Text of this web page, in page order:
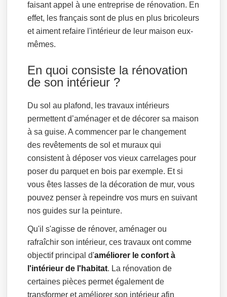
faisant appel à une entreprise de rénovation. En
effet, les français sont de plus en plus bricoleurs
et aiment refaire l'intérieur de leur maison eux-
mêmes.
En quoi consiste la rénovation
de son intérieur ?
Du sol au plafond, les travaux intérieurs
permettent d’aménager et de décorer sa maison
à sa guise. A commencer par le changement
des revêtements de sol et muraux qui
consistent à déposer vos vieux carrelages pour
poser du parquet en bois par exemple. Et si
vous êtes lasses de la décoration de mur, vous
pouvez penser à repeindre vos murs en suivant
nos guides sur la peinture.
Qu'il s'agisse de rénover, aménager ou
rafraîchir son intérieur, ces travaux ont comme
objectif principal d'améliorer le confort à
l'intérieur de l'habitat. La rénovation de
certaines pièces permet également de
transformer et améliorer son intérieur afin